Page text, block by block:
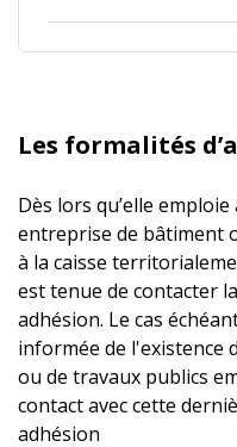
Les formalités
Dès lors qu’elle
entreprise de bâtiment
à la caisse
est tenue de contacter
adhésion. Le cas
informée de l'existence
ou de travaux publics
contact avec cette
adhésion